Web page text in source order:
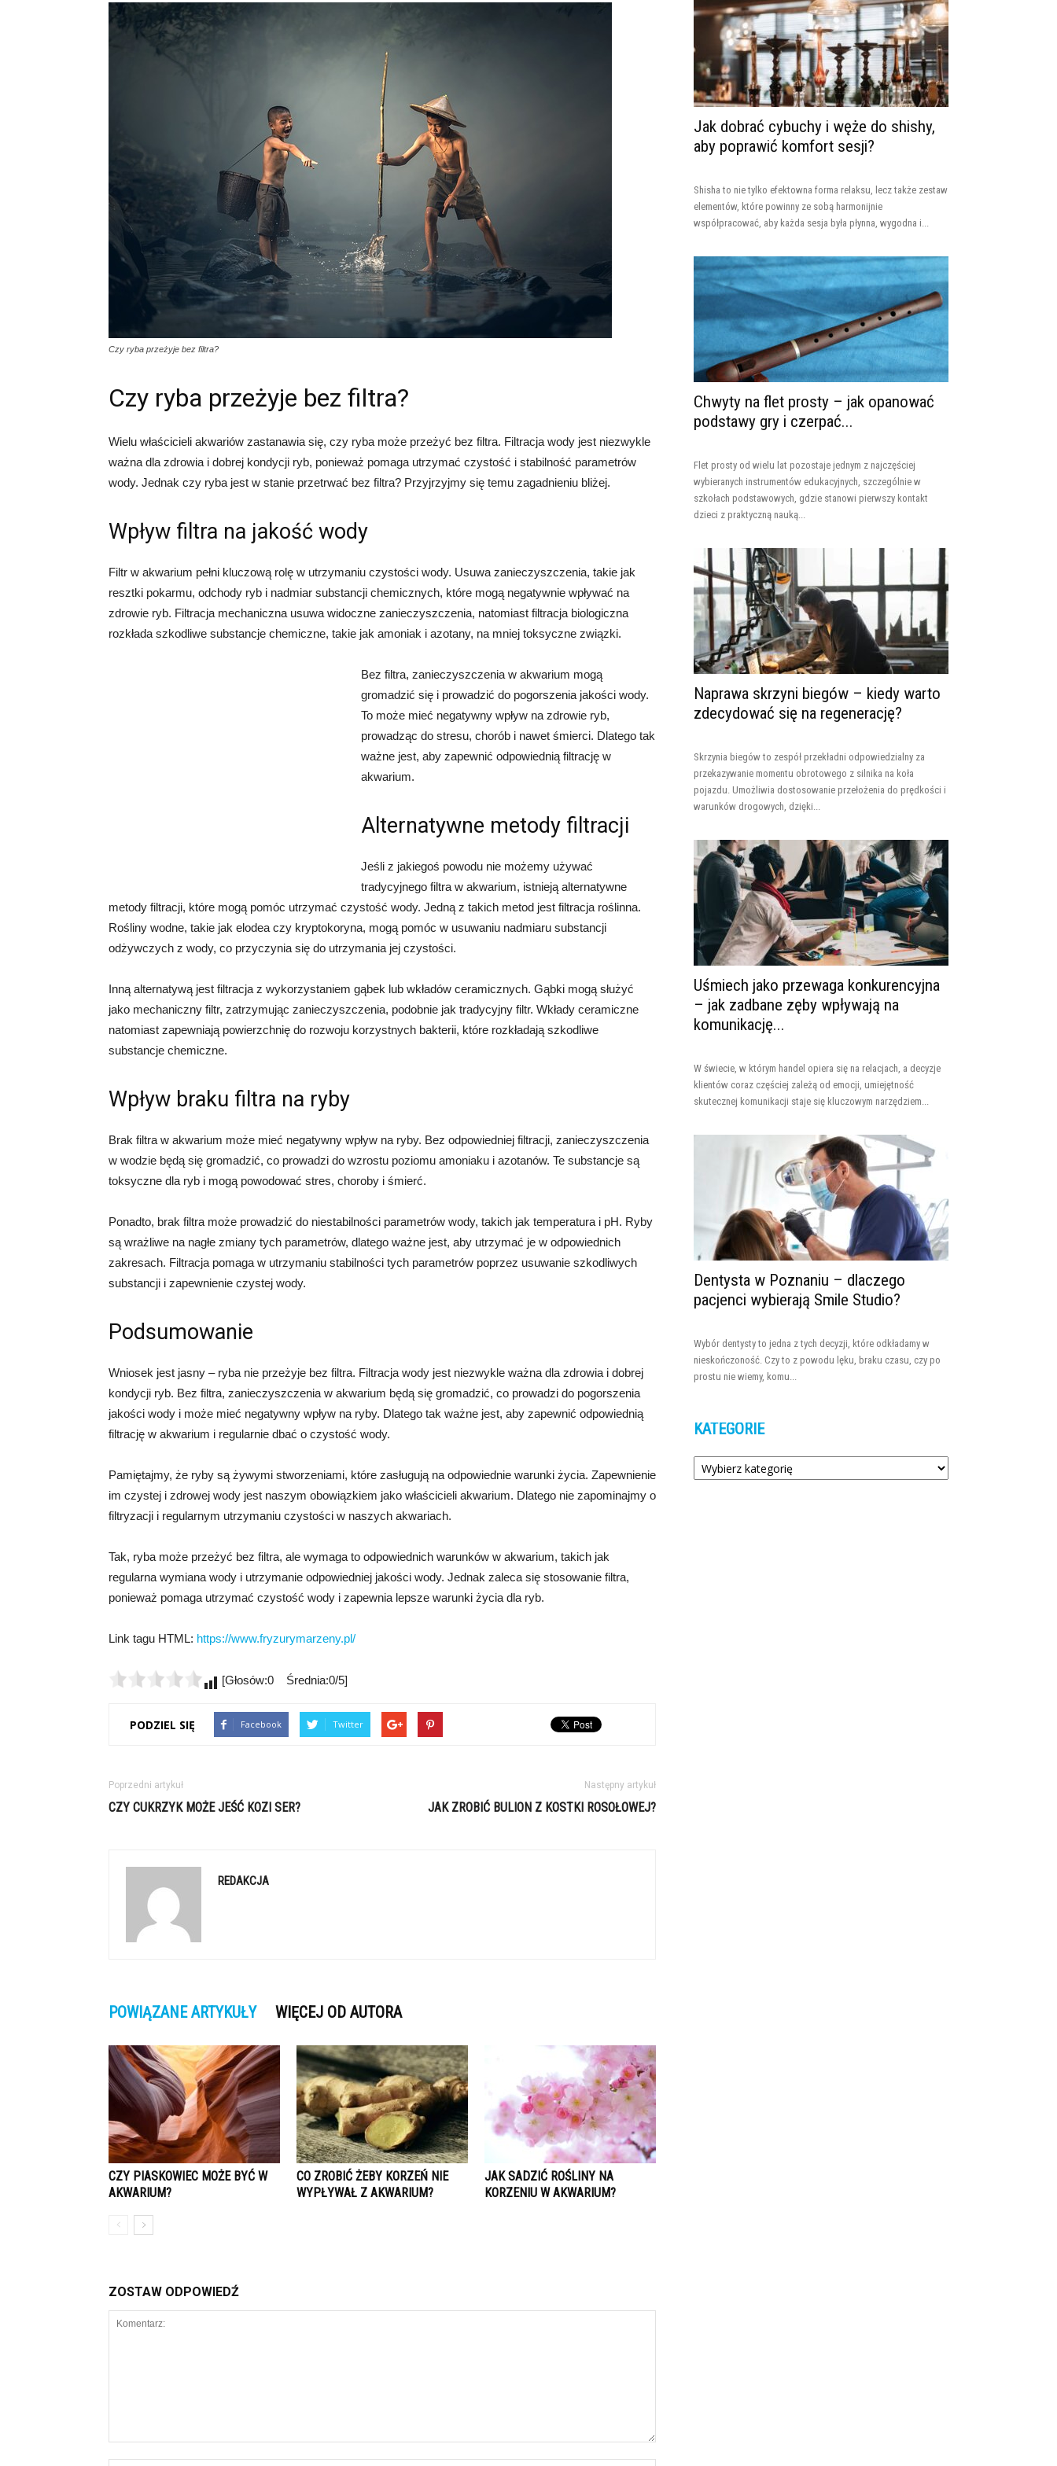
Czy ryba przeżyje bez filtra?
Czy ryba przeżyje bez filtra?
Wielu właścicieli akwariów zastanawia się, czy ryba może przeżyć bez filtra. Filtracja wody jest niezwykle
ważna dla zdrowia i dobrej kondycji ryb, ponieważ pomaga utrzymać czystość i stabilność parametrów
wody. Jednak czy ryba jest w stanie przetrwać bez filtra? Przyjrzyjmy się temu zagadnieniu bliżej.
Wpływ filtra na jakość wody
Filtr w akwarium pełni kluczową rolę w utrzymaniu czystości wody. Usuwa zanieczyszczenia, takie jak
resztki pokarmu, odchody ryb i nadmiar substancji chemicznych, które mogą negatywnie wpływać na
zdrowie ryb. Filtracja mechaniczna usuwa widoczne zanieczyszczenia, natomiast filtracja biologiczna
rozkłada szkodliwe substancje chemiczne, takie jak amoniak i azotany, na mniej toksyczne związki.
Bez filtra, zanieczyszczenia w akwarium mogą
gromadzić się i prowadzić do pogorszenia jakości wody.
To może mieć negatywny wpływ na zdrowie ryb,
prowadząc do stresu, chorób i nawet śmierci. Dlatego tak
ważne jest, aby zapewnić odpowiednią filtrację w
akwarium.
Alternatywne metody filtracji
Jeśli z jakiegoś powodu nie możemy używać
tradycyjnego filtra w akwarium, istnieją alternatywne
metody filtracji, które mogą pomóc utrzymać czystość wody. Jedną z takich metod jest filtracja roślinna.
Rośliny wodne, takie jak elodea czy kryptokoryna, mogą pomóc w usuwaniu nadmiaru substancji
odżywczych z wody, co przyczynia się do utrzymania jej czystości.
Inną alternatywą jest filtracja z wykorzystaniem gąbek lub wkładów ceramicznych. Gąbki mogą służyć
jako mechaniczny filtr, zatrzymując zanieczyszczenia, podobnie jak tradycyjny filtr. Wkłady ceramiczne
natomiast zapewniają powierzchnię do rozwoju korzystnych bakterii, które rozkładają szkodliwe
substancje chemiczne.
Wpływ braku filtra na ryby
Brak filtra w akwarium może mieć negatywny wpływ na ryby. Bez odpowiedniej filtracji, zanieczyszczenia
w wodzie będą się gromadzić, co prowadzi do wzrostu poziomu amoniaku i azotanów. Te substancje są
toksyczne dla ryb i mogą powodować stres, choroby i śmierć.
Ponadto, brak filtra może prowadzić do niestabilności parametrów wody, takich jak temperatura i pH. Ryby
są wrażliwe na nagłe zmiany tych parametrów, dlatego ważne jest, aby utrzymać je w odpowiednich
zakresach. Filtracja pomaga w utrzymaniu stabilności tych parametrów poprzez usuwanie szkodliwych
substancji i zapewnienie czystej wody.
Podsumowanie
Wniosek jest jasny – ryba nie przeżyje bez filtra. Filtracja wody jest niezwykle ważna dla zdrowia i dobrej
kondycji ryb. Bez filtra, zanieczyszczenia w akwarium będą się gromadzić, co prowadzi do pogorszenia
jakości wody i może mieć negatywny wpływ na ryby. Dlatego tak ważne jest, aby zapewnić odpowiednią
filtrację w akwarium i regularnie dbać o czystość wody.
Pamiętajmy, że ryby są żywymi stworzeniami, które zasługują na odpowiednie warunki życia. Zapewnienie
im czystej i zdrowej wody jest naszym obowiązkiem jako właścicieli akwarium. Dlatego nie zapominajmy o
filtryzacji i regularnym utrzymaniu czystości w naszych akwariach.
Tak, ryba może przeżyć bez filtra, ale wymaga to odpowiednich warunków w akwarium, takich jak
regularna wymiana wody i utrzymanie odpowiedniej jakości wody. Jednak zaleca się stosowanie filtra,
ponieważ pomaga utrzymać czystość wody i zapewnia lepsze warunki życia dla ryb.
Link tagu HTML: https://www.fryzurymarzeny.pl/
[Głosów:0 Średnia:0/5]
PODZIEL SIĘ Facebook Twitter
Poprzedni artykuł
CZY CUKRZYK MOŻE JEŚĆ KOZI SER?
Następny artykuł
JAK ZROBIĆ BULION Z KOSTKI ROSOŁOWEJ?
REDAKCJA
POWIĄZANE ARTYKUŁY WIĘCEJ OD AUTORA
CZY PIASKOWIEC MOŻE BYĆ W
AKWARIUM?
CO ZROBIĆ ŻEBY KORZEŃ NIE
WYPŁYWAŁ Z AKWARIUM?
JAK SADZIĆ ROŚLINY NA
KORZENIU W AKWARIUM?
ZOSTAW ODPOWIEDŹ
Jak dobrać cybuchy i węże do shishy,
aby poprawić komfort sesji?
Shisha to nie tylko efektowna forma relaksu, lecz także zestaw
elementów, które powinny ze sobą harmonijnie
współpracować, aby każda sesja była płynna, wygodna i...
Chwyty na flet prosty – jak opanować
podstawy gry i czerpać...
Flet prosty od wielu lat pozostaje jednym z najczęściej
wybieranych instrumentów edukacyjnych, szczególnie w
szkołach podstawowych, gdzie stanowi pierwszy kontakt
dzieci z praktyczną nauką...
Naprawa skrzyni biegów – kiedy warto
zdecydować się na regenerację?
Skrzynia biegów to zespół przekładni odpowiedzialny za
przekazywanie momentu obrotowego z silnika na koła
pojazdu. Umożliwia dostosowanie przełożenia do prędkości i
warunków drogowych, dzięki...
Uśmiech jako przewaga konkurencyjna
– jak zadbane zęby wpływają na
komunikację...
W świecie, w którym handel opiera się na relacjach, a decyzje
klientów coraz częściej zależą od emocji, umiejętność
skutecznej komunikacji staje się kluczowym narzędziem...
Dentysta w Poznaniu – dlaczego
pacjenci wybierają Smile Studio?
Wybór dentysty to jedna z tych decyzji, które odkładamy w
nieskończoność. Czy to z powodu lęku, braku czasu, czy po
prostu nie wiemy, komu...
KATEGORIE
Kategorie